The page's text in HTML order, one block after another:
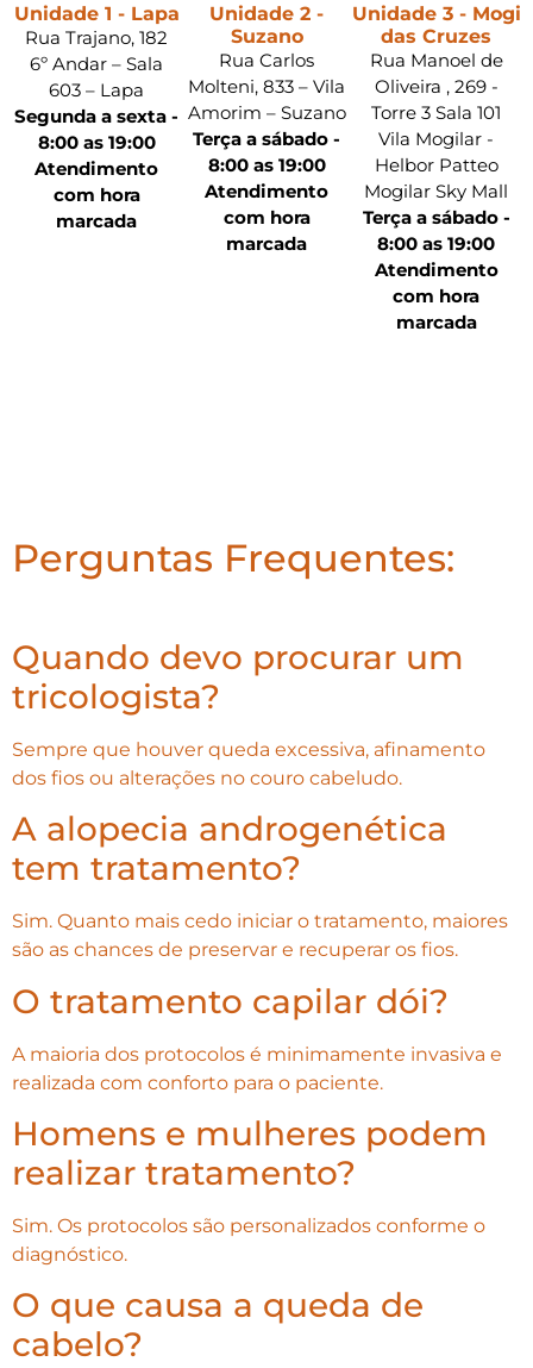
Unidade 1 - Lapa
Rua Trajano, 182
6º Andar – Sala
603 – Lapa
Segunda a sexta -
8:00 as 19:00
Atendimento
com hora
marcada
Unidade 2 -
Suzano
Rua Carlos
Molteni, 833 – Vila
Amorim – Suzano
Terça a sábado -
8:00 as 19:00
Atendimento
com hora
marcada
Unidade 3 - Mogi
das Cruzes
Rua Manoel de
Oliveira , 269 -
Torre 3 Sala 101
Vila Mogilar -
Helbor Patteo
Mogilar Sky Mall
Terça a sábado -
8:00 as 19:00
Atendimento
com hora
marcada
Perguntas Frequentes:
Quando devo procurar um
tricologista?
Sempre que houver queda excessiva, afinamento
dos fios ou alterações no couro cabeludo.
A alopecia androgenética
tem tratamento?
Sim. Quanto mais cedo iniciar o tratamento, maiores
são as chances de preservar e recuperar os fios.
O tratamento capilar dói?
A maioria dos protocolos é minimamente invasiva e
realizada com conforto para o paciente.
Homens e mulheres podem
realizar tratamento?
Sim. Os protocolos são personalizados conforme o
diagnóstico.
O que causa a queda de
cabelo?